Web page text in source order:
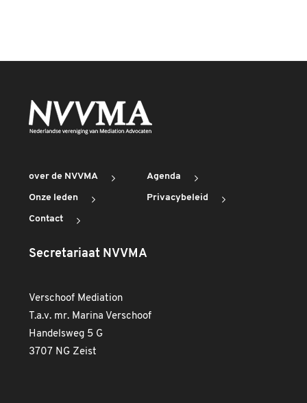
over de NVVMA Agenda
Onze leden Privacybeleid
Contact
Secretariaat NVVMA
Verschoof Mediation
T.a.v. mr. Marina Verschoof
Handelsweg 5 G
3707 NG Zeist